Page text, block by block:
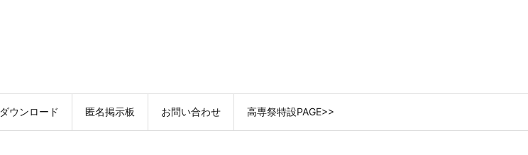
ダウンロード 匿名掲示板 お問い合わせ 高専祭特設PAGE>>